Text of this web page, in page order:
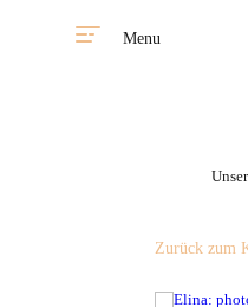
Menu
Zurück zum